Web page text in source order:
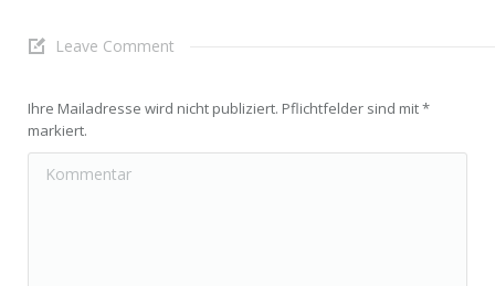
Leave Comment
Ihre Mailadresse wird nicht publiziert. Pflichtfelder sind mit*
markiert.
Kommentar